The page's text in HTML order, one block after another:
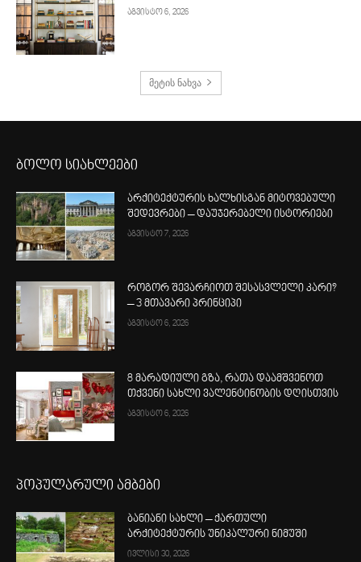
აგვისტო 6, 2026
მეტის ნახვა
ბოლო სიახლეები
არქიტექტურის ხალხისგან მიტოვებული
შედევრები – დაუჯერებელი ისტორიები
აგვისტო 7, 2026
როგორ შევარჩიოთ შესასვლელი კარი?
– 3 მთავარი პრინციპი
აგვისტო 6, 2026
8 მარადიული გზა, რათა დაამშვენოთ
თქვენი სახლი ვალენტინობის დღისთვის
აგვისტო 6, 2026
პოპულარული ამბები
ბანიანი სახლი – ქართული
არქიტექტურის უნიკალური ნიმუში
ივლისი 30, 2026